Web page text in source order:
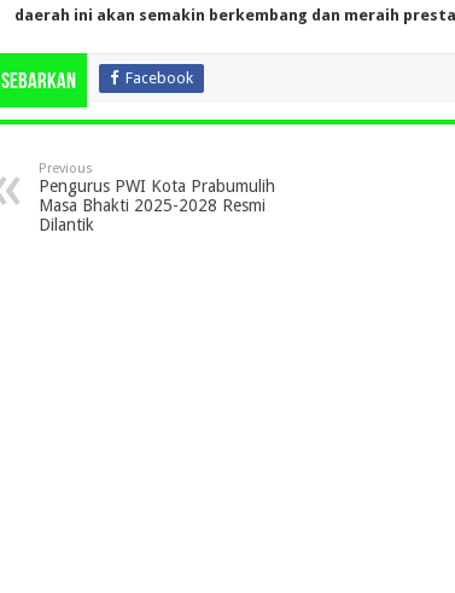
daerah ini akan semakin berkembang dan meraih
Sebarkan Facebook
Previous
Pengurus PWI Kota Prabumulih
Masa Bhakti 2025-2028 Resmi
Dilantik